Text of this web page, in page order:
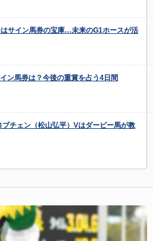
サイン馬券の宝庫…未来のG1ホースが活
ン馬券は？今後の重賞を占う4日間
チェン（松山弘平）Vはダービー馬が教